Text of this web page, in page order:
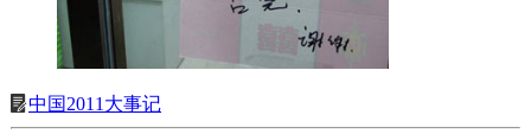
中国2011大事记